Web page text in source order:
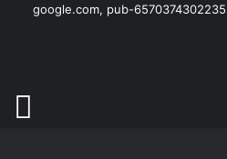
google.com, pub-